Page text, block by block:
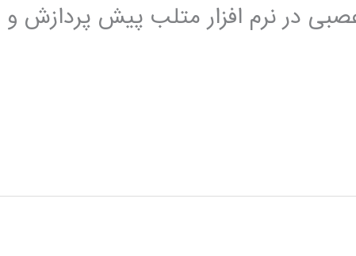
عصبی در نرم افزار متلب پیش پردازش و